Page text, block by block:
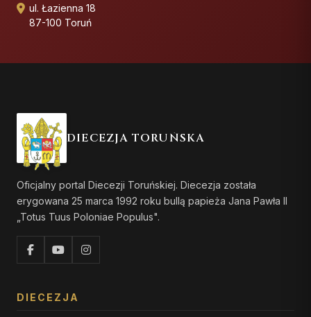
ul. Łazienna 18
87-100 Toruń
DIECEZJA TORUŃSKA
Oficjalny portal Diecezji Toruńskiej. Diecezja została
erygowana 25 marca 1992 roku bullą papieża Jana Pawła II
„Totus Tuus Poloniae Populus".
DIECEZJA